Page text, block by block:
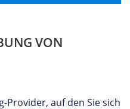
VON
Provider, auf den Sie sich